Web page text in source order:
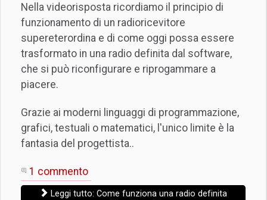
Nella videorisposta ricordiamo il principio di
funzionamento di un radioricevitore
supereterordina e di come oggi possa essere
trasformato in una radio definita dal software,
che si può riconfigurare e riprogammare a
piacere.
Grazie ai moderni linguaggi di programmazione,
grafici, testuali o matematici, l'unico limite è la
fantasia del progettista..
1 commento
Leggi tutto: Come funziona una radio definita